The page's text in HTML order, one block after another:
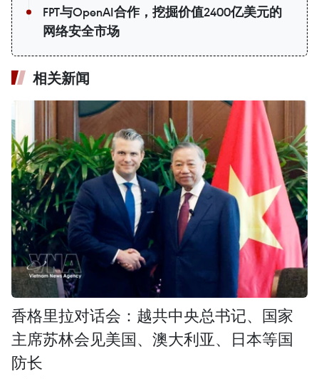
FPT与OpenAI合作，挖掘价值2400亿美元的
网络安全市场
相关新闻
香格里拉对话会：越共中央总书记、国家
主席苏林会见美国、澳大利亚、日本等国
防长